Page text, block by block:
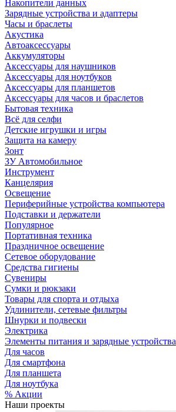
Накопители данных
Зарядные устройства и адаптеры
Часы и браслеты
Акустика
Автоаксессуары
Аккумуляторы
Аксессуары для наушников
Аксессуары для ноутбуков
Аксессуары для планшетов
Аксессуары для часов и браслетов
Бытовая техника
Всё для селфи
Детские игрушки и игры
Защита на камеру
Зонт
ЗУ Автомобильное
Инструмент
Канцелярия
Освещение
Периферийные устройства компьютера
Подставки и держатели
Популярное
Портативная техника
Праздничное освещение
Сетевое оборудование
Средства гигиены
Сувениры
Сумки и рюкзаки
Товары для спорта и отдыха
Удлинители, сетевые фильтры
Шнурки и подвески
Электрика
Элементы питания и зарядные устройства
Для часов
Для смартфона
Для планшета
Для ноутбука
% Акции
Наши проекты